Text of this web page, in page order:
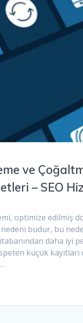
ve
– SEO
optimize edilmiş
nedeni budur, bu
daha iyi
küçük